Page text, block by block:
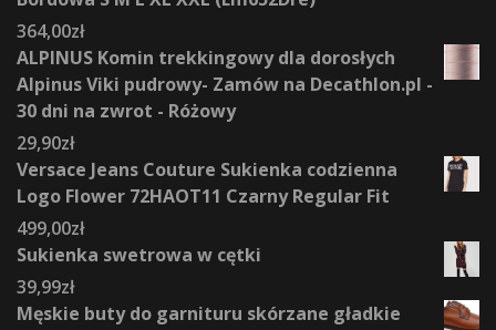
364,00zł
ALPINUS Komin trekkingowy dla dorosłych
Alpinus Viki pudrowy- Zamów na Decathlon.pl -
30 dni na zwrot - Różowy
29,90zł
Versace Jeans Couture Sukienka codzienna
Logo Flower 72HAOT11 Czarny Regular Fit
499,00zł
Sukienka swetrowa w cętki
39,99zł
Męskie buty do garnituru skórzane gładkie